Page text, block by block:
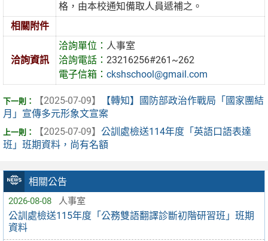
相關公告
2026-08-08 人事室
公訓處檢送115年度「公務雙語翻譯診斷初階研習班」班期
資料
格，由本校通知備取人員遞補之。
相關附件
洽詢資訊
洽詢單位： 人事室
洽詢電話：23216256#261~262
電子信箱：ckshschool@gmail.com
【2025-07-09】
【轉知】國防部政治作戰局「國家團結
月」宣傳多元形象文宣案
【2025-07-09】 公訓處檢送114年度「英語口語表達
班」班期資料，尚有名額